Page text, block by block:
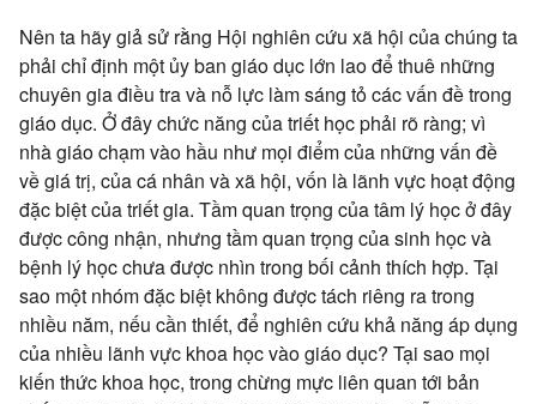
Nên ta hãy giả sử rằng Hội nghiên cứu xã hội của chúng ta
phải chỉ định một ủy ban giáo dục lớn lao để thuê những
chuyên gia điều tra và nỗ lực làm sáng tỏ các vấn đề trong
giáo dục. Ở đây chức năng của triết học phải rõ ràng; vì
nhà giáo chạm vào hầu như mọi điểm của những vấn đề
về giá trị, của cá nhân và xã hội, vốn là lãnh vực hoạt động
đặc biệt của triết gia. Tầm quan trọng của tâm lý học ở đây
được công nhận, nhưng tầm quan trọng của sinh học và
bệnh lý học chưa được nhìn trong bối cảnh thích hợp. Tại
sao một nhóm đặc biệt không được tách riêng ra trong
nhiều năm, nếu cần thiết, để nghiên cứu khả năng áp dụng
của nhiều lãnh vực khoa học vào giáo dục? Tại sao mọi
kiến thức khoa học, trong chừng mực liên quan tới bản